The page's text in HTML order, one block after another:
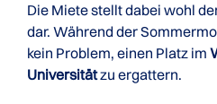
Die Miete stellt dabei wohl
dar. Während der
kein Problem, einen Platz im
Universitätzu ergattern.